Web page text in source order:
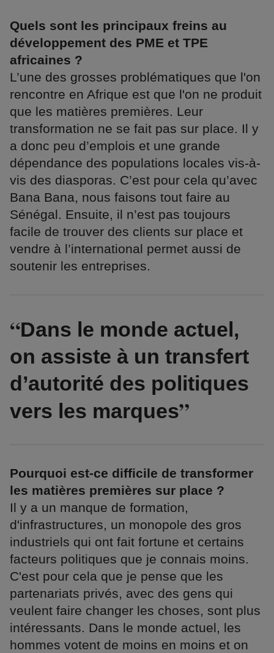
Quels sont les principaux freins au
développement des PME et TPE
africaines ?
L’une des grosses problématiques que l'on
rencontre en Afrique est que l'on ne produit
que les matières premières. Leur
transformation ne se fait pas sur place. Il y
a donc peu d’emplois et une grande
dépendance des populations locales vis-à-
vis des diasporas. C’est pour cela qu’avec
Bana Bana, nous faisons tout faire au
Sénégal. Ensuite, il n’est pas toujours
facile de trouver des clients sur place et
vendre à l’international permet aussi de
soutenir les entreprises.
Dans le monde actuel,
on assiste à un transfert
d’autorité des politiques
vers les marques
Pourquoi est-ce difficile de transformer
les matières premières sur place ?
Il y a un manque de formation,
d'infrastructures, un monopole des gros
industriels qui ont fait fortune et certains
facteurs politiques que je connais moins.
C'est pour cela que je pense que les
partenariats privés, avec des gens qui
veulent faire changer les choses, sont plus
intéressants. Dans le monde actuel, les
hommes votent de moins en moins et on